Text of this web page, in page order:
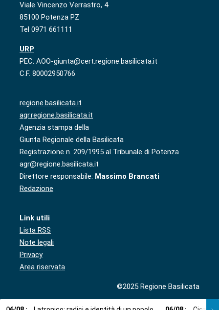
Viale Vincenzo Verrastro, 4
85100 Potenza PZ
Tel 0971 661111
URP
PEC: AOO-giunta@cert.regione.basilicata.it
C.F. 80002950766
regione.basilicata.it
agr.regione.basilicata.it
Agenzia stampa della
Giunta Regionale della Basilicata
Registrazione n. 209/1995 al Tribunale di Potenza
agr@regione.basilicata.it
Direttore responsabile: Massimo Brancati
Redazione
Link utili
Lista RSS
Note legali
Privacy
Area riservata
©2025 Regione Basilicata